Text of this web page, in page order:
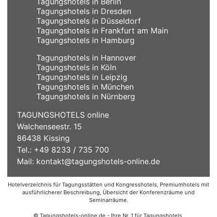
Tagungshotels in Dresden
Tagungshotels in Düsseldorf
Tagungshotels in Frankfurt am Main
Tagungshotels in Hamburg
Tagungshotels in Hannover
Tagungshotels in Köln
Tagungshotels in Leipzig
Tagungshotels in München
Tagungshotels in Nürnberg
TAGUNGSHOTELS online
Walchenseestr. 15
86438 Kissing
Tel.: +49 8233 / 735 700
Mail: kontakt@tagungshotels-online.de
Hotelverzeichnis für Tagungsstätten und Kongresshotels, Premiumhotels mit
ausführlicherer Beschreibung, Übersicht der Konferenzräume und
Seminarräume.